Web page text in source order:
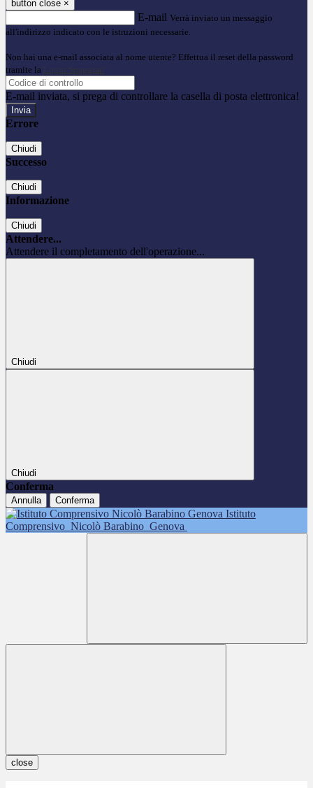
button close ×
E-mail Verrà inviato un messaggio
all'indirizzo indicato con le istruzioni necessarie.
Non hai una e-mail associata al nome utente? Effettua il reset della password
tramite la Login Spaggiari
E-mail inviata, si prega di controllare la casella di posta elettronica!
Errore
Chiudi
Successo
Chiudi
Informazione
Chiudi
Attendere...
Attendere il completamento dell'operazione...
Chiudi
Chiudi
Conferma
Annulla Conferma
Istituto
Comprensivo Nicolò Barabino Genova
close